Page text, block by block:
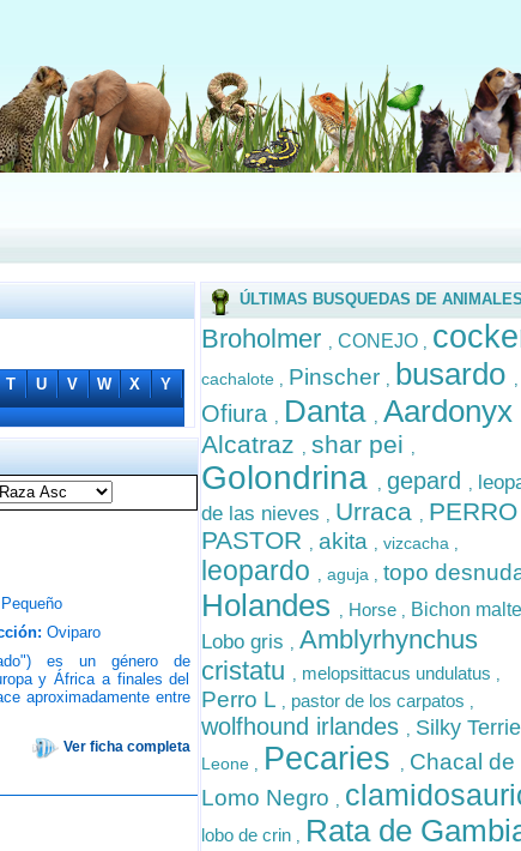
T U V W X
Y
ÚLTIMAS BUSQUEDAS DE ANIMALES
Broholmer , CONEJO ,
cachalote , Pinscher , busardo ,
Ofiura , Danta , Aardonyx
Alcatraz , shar pei ,
Golondrina , gepard ,
de las nieves , Urraca , PERRO
PASTOR , akita , vizcacha ,
leopardo , aguja , topo
Holandes , Horse , Bichon
Lobo gris , Amblyrhynchus
cristatu , melopsittacus undulatus ,
Perro L , pastor de los carpatos ,
wolfhound irlandes , Silky
Leone , Pecaries , Chacal de
Lomo Negro ,
lobo de crin , Rata de
Pequeño
Oviparo
es un género de
y África a finales del
aproximadamente entre
Ver ficha completa